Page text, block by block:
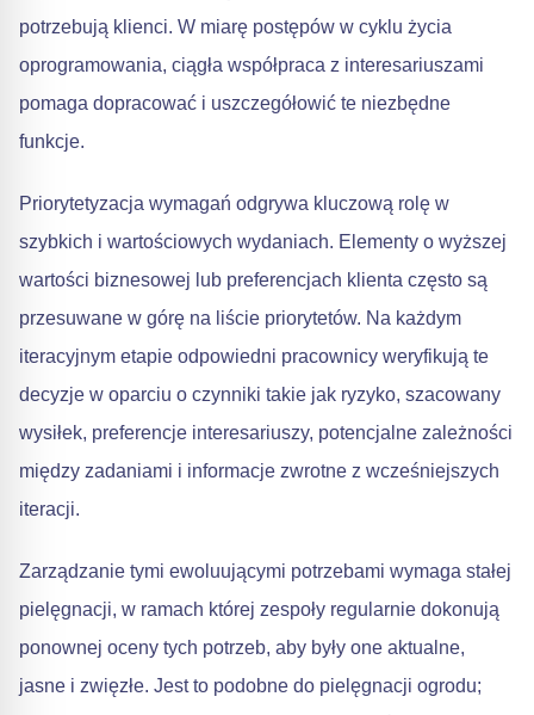
potrzebują klienci. W miarę postępów w cyklu życia
oprogramowania, ciągła współpraca z interesariuszami
pomaga dopracować i uszczegółowić te niezbędne
funkcje.
Priorytetyzacja wymagań odgrywa kluczową rolę w
szybkich i wartościowych wydaniach. Elementy o wyższej
wartości biznesowej lub preferencjach klienta często są
przesuwane w górę na liście priorytetów. Na każdym
iteracyjnym etapie odpowiedni pracownicy weryfikują te
decyzje w oparciu o czynniki takie jak ryzyko, szacowany
wysiłek, preferencje interesariuszy, potencjalne zależności
między zadaniami i informacje zwrotne z wcześniejszych
iteracji.
Zarządzanie tymi ewoluującymi potrzebami wymaga stałej
pielęgnacji, w ramach której zespoły regularnie dokonują
ponownej oceny tych potrzeb, aby były one aktualne,
jasne i zwięzłe. Jest to podobne do pielęgnacji ogrodu;